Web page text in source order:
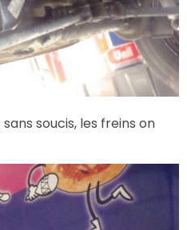
soucis, les freins on